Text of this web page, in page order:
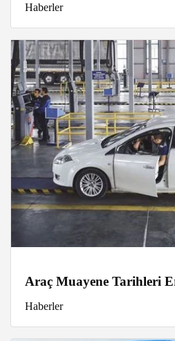
Haberler
Araç Muayene Tarihleri
Haberler